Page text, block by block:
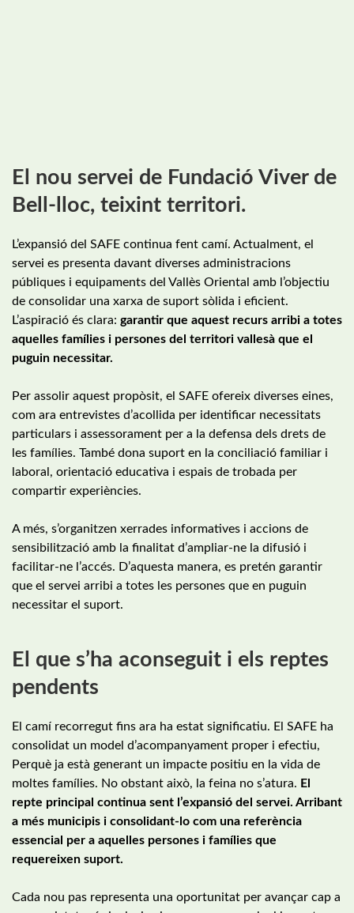
El nou servei de Fundació Viver de
Bell-lloc, teixint territori.
L’expansió del SAFE continua fent camí. Actualment, el
servei es presenta davant diverses administracions
públiques i equipaments del Vallès Oriental amb l’objectiu
de consolidar una xarxa de suport sòlida i eficient.
L’aspiració és clara: garantir que aquest recurs arribi a totes
aquelles famílies i persones del territori vallesà que el
puguin necessitar.
Per assolir aquest propòsit, el SAFE ofereix diverses eines,
com ara entrevistes d’acollida per identificar necessitats
particulars i assessorament per a la defensa dels drets de
les famílies. També dona suport en la conciliació familiar i
laboral, orientació educativa i espais de trobada per
compartir experiències.
A més, s’organitzen xerrades informatives i accions de
sensibilització amb la finalitat d’ampliar-ne la difusió i
facilitar-ne l’accés. D’aquesta manera, es pretén garantir
que el servei arribi a totes les persones que en puguin
necessitar el suport.
El que s’ha aconseguit i els reptes
pendents
El camí recorregut fins ara ha estat significatiu. El SAFE ha
consolidat un model d’acompanyament proper i efectiu,
Perquè ja està generant un impacte positiu en la vida de
moltes famílies. No obstant això, la feina no s’atura. El
repte principal continua sent l’expansió del servei. Arribant
a més municipis i consolidant-lo com una referència
essencial per a aquelles persones i famílies que
requereixen suport.
Cada nou pas representa una oportunitat per avançar cap a